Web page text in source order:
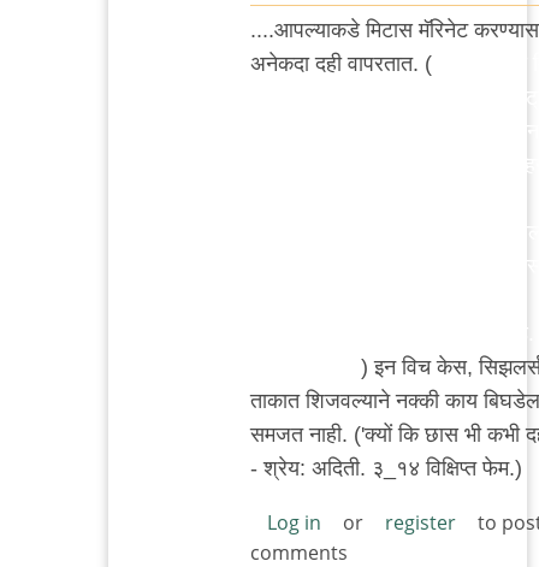
In
reply
....आपल्याकडे मिटास मॅरिनेट
अनेकदा दही वापरतात. (
दह्यात मॅरिनेशन हा प्रकार फॉर सम
रीझन फारसा आवडत अँड/ऑर झेपत
इज़ अनदर ष्टोरी. आय रादर प्रेफर
किंवा लिंबाचारस किंवा
) इन विच केस,
ताकात शिजवल्याने नक्की काय
समजत नाही. ('क्यों कि छास भी कभी
- श्रेय: अदिती. ३_१४ विक्षिप्त फेम.)
Log in or register
to
comments